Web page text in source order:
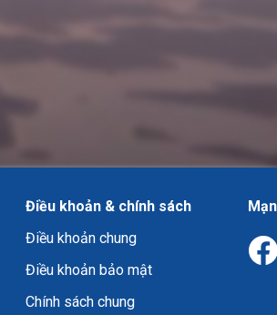
Điều khoản & chính sách
Điều khoản chung
Điều khoản bảo mật
Chính sách chung